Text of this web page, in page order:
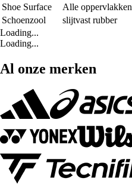
Shoe Surface
Alle oppervlakken
Schoenzool
slijtvast rubber
Loading...
Loading...
Al onze merken